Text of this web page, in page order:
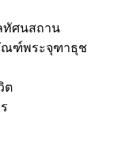
ศนสถาน
ฑ์พระจุฑาธุช
ต